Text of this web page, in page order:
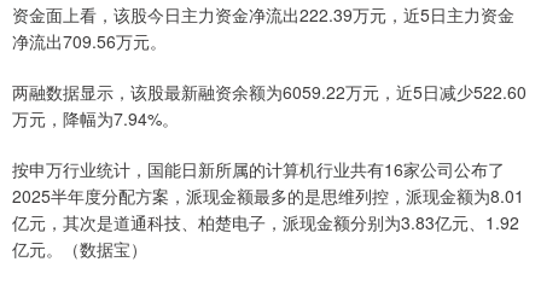
资金面上看，该股今日主力资金净流出222.39万元，近5日主力资金
净流出709.56万元。
两融数据显示，该股最新融资余额为6059.22万元，近5日减少522.60
万元，降幅为7.94%。
按申万行业统计，国能日新所属的计算机行业共有16家公司公布了
2025半年度分配方案，派现金额最多的是思维列控，派现金额为8.01
亿元，其次是道通科技、柏楚电子，派现金额分别为3.83亿元、1.92
亿元。（数据宝）